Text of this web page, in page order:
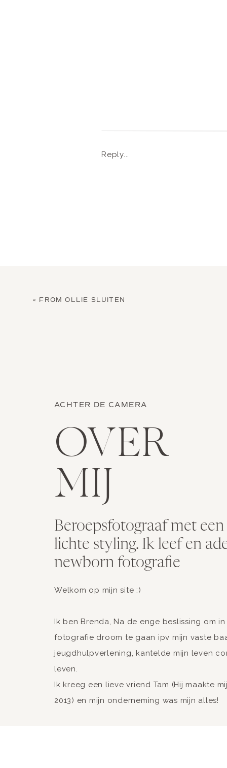
Reply...
« FROM OLLIE SLUITEN
ACHTER DE CAMERA
OVER
MIJ
Beroepsfotograaf met
lichte styling. Ik leef en
newborn fotografie
Welkom op mijn site :)
Ik ben Brenda, Na de enge beslissing om
fotografie droom te gaan ipv mijn vaste
jeugdhulpverlening, kantelde mijn leven
leven.
Ik kreeg een lieve vriend Tam (Hij maakte
2013) en mijn onderneming was mijn alles!